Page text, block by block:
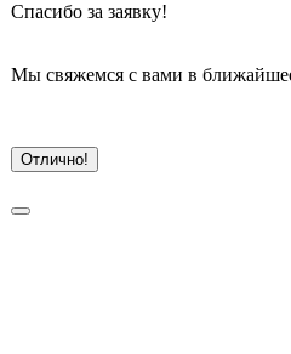
Спасибо за заявку!
Мы свяжемся с вами в
Отлично!